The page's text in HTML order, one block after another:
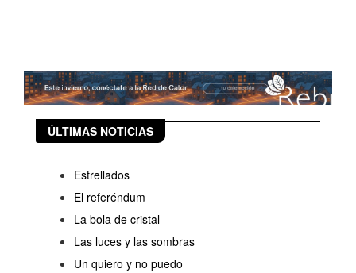
ÚLTIMAS NOTICIAS
Estrellados
El referéndum
La bola de cristal
Las luces y las sombras
Un quiero y no puedo